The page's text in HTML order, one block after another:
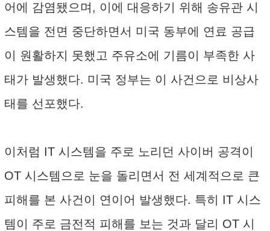
어에 감염됐으며, 이에 대응하기 위해 송유관 시
스템을 전면 중단하면서 미국 동부에 연료 공급
이 원활하지 못했고 주유소에 기름이 부족한 사
태가 발생했다. 미국 정부는 이 사건으로 비상사
태를 선포했다.
이처럼 IT 시스템을 주로 노리던 사이버 공격이
OT 시스템으로 눈을 돌리면서 전 세계적으로 큰
피해를 본 사건이 연이어 발생했다. 특히 IT 시스
템이 주로 금전적 피해를 보는 것과 달리 OT 시